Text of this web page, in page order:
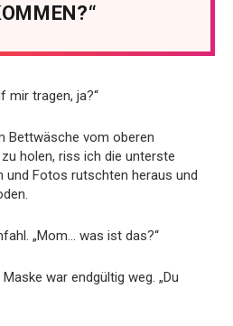
mir tragen, ja?“
Bettwäsche vom oberen
holen, riss ich die unterste
und Fotos rutschten heraus und
„Mom… was ist das?“
war endgültig weg. „Du